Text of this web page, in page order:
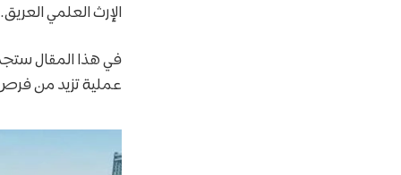
الإرث العلمي العريق.
في هذا المقال
عملية تزيد من